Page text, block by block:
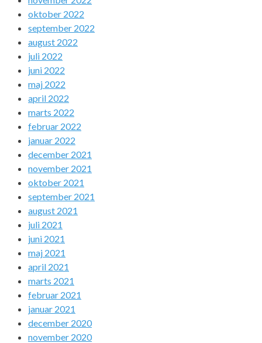
oktober 2022
september 2022
august 2022
juli 2022
juni 2022
maj 2022
april 2022
marts 2022
februar 2022
januar 2022
december 2021
november 2021
oktober 2021
september 2021
august 2021
juli 2021
juni 2021
maj 2021
april 2021
marts 2021
februar 2021
januar 2021
december 2020
november 2020